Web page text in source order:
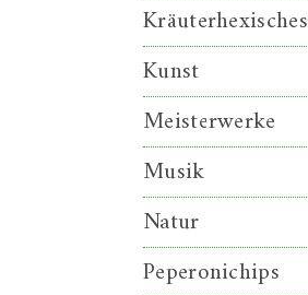
Kräuterhexisches
Kunst
Meisterwerke
Musik
Natur
Peperonichips